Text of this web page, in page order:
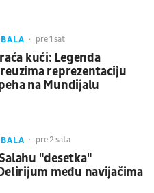
pre 1 sat
kući: Legenda
reprezentaciju
na Mundijalu
pre 2 sata
"desetka"
među navijačima